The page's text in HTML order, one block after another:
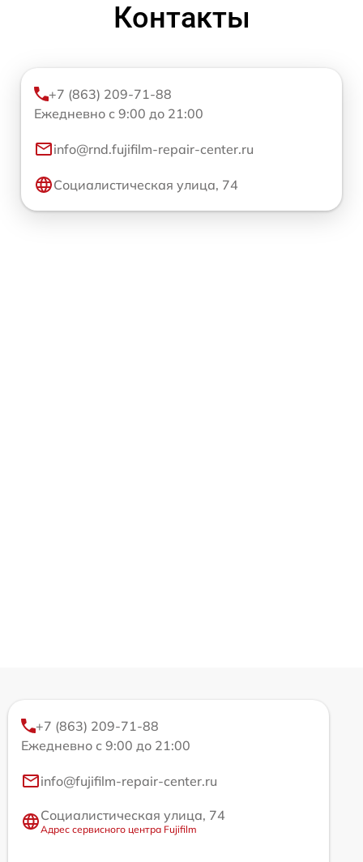
Контакты
+7 (863) 209-71-88
Ежедневно с 9:00 до 21:00
info@rnd.fujifilm-repair-center.ru
Социалистическая улица, 74
+7 (863) 209-71-88
Ежедневно с 9:00 до 21:00
info@fujifilm-repair-center.ru
Социалистическая улица, 74
Адрес сервисного центра Fujifilm